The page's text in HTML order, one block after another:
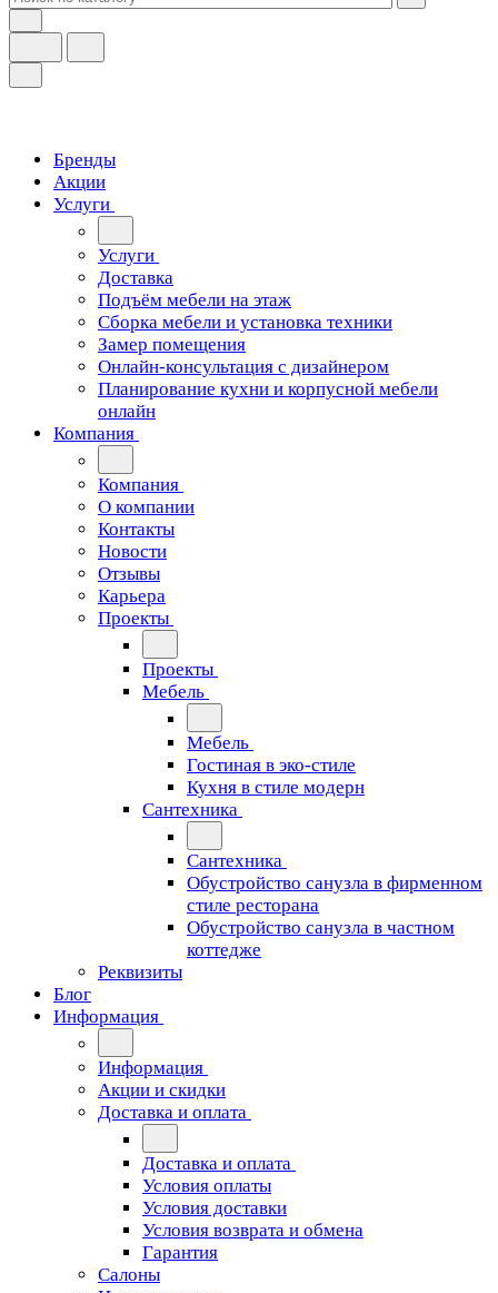
Бренды
Акции
Услуги
Услуги
Доставка
Подъём мебели на этаж
Сборка мебели и установка техники
Замер помещения
Онлайн-консультация с дизайнером
Планирование кухни и корпусной мебели
онлайн
Компания
Компания
О компании
Контакты
Новости
Отзывы
Карьера
Проекты
Проекты
Мебель
Мебель
Гостиная в эко-стиле
Кухня в стиле модерн
Сантехника
Сантехника
Обустройство санузла в фирменном
стиле ресторана
Обустройство санузла в частном
коттедже
Реквизиты
Блог
Информация
Информация
Акции и скидки
Доставка и оплата
Доставка и оплата
Условия оплаты
Условия доставки
Условия возврата и обмена
Гарантия
Салоны